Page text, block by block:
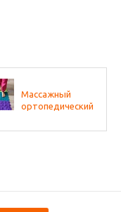
Массажный
ортопедический
шт. по 2 шт.